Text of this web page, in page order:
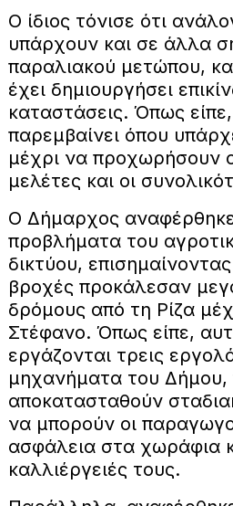
Ο ίδιος τόνισε ότι
υπάρχουν και σε άλλα
παραλιακού μετώπου,
έχει δημιουργήσει
καταστάσεις. Όπως
παρεμβαίνει όπου
μέχρι να προχωρήσουν
μελέτες και οι
Ο Δήμαρχος
προβλήματα του
δικτύου,
βροχές προκάλεσαν
δρόμους από τη Ρίζα
Στέφανο. Όπως είπε,
εργάζονται τρεις
μηχανήματα του Δήμου,
αποκατασταθούν
να μπορούν οι
ασφάλεια στα χωράφια
καλλιέργειές τους.